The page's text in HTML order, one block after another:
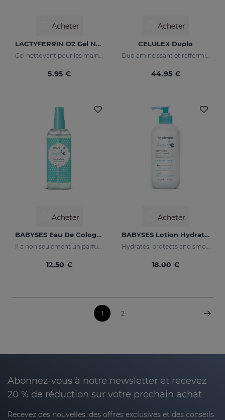
Acheter
LACTYFERRIN O2 Gel Nettoyant Pour Les Mains 80ml
5.95 €
Acheter
CELULEX Duplo
44.95 €
Acheter
BABYSES Eau De Cologne
Il a non seulement un parfum propre, mais contient également des notes florales : fleur d'oranger et jasmin avec une base de musc blanc.
12.50 €
Acheter
BABYSES Lotion Hydratante
Hydrates, protects and smooths skin.
18.00 €
1 2
Abonnez-vous à notre newsletter et recevez
20 % de réduction sur votre prochain achat
Recevez des nouvelles, des offres exclusives et des conseils